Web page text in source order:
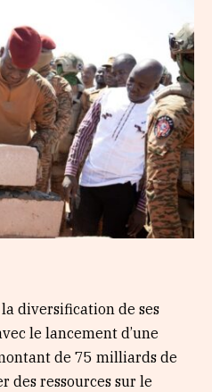
diversification de ses
le lancement d’une
de 75 milliards de
des ressources sur le